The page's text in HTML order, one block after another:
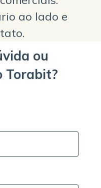
ao lado e
ou
Torabit?